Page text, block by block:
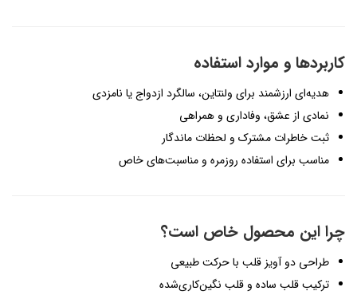
کاربردها و موارد استفاده
هدیه‌ای ارزشمند برای ولنتاین، سالگرد ازدواج یا نامزدی
نمادی از عشق، وفاداری و همراهی
ثبت خاطرات مشترک و لحظات ماندگار
مناسب برای استفاده روزمره و مناسبت‌های خاص
چرا این محصول خاص است؟
طراحی دو آویز قلب با حرکت طبیعی
ترکیب قلب ساده و قلب نگین‌کاری‌شده